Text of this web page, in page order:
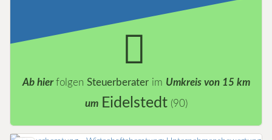
Ab hierfolgen Steuerberaterim Umkreis von 15 km
um Eidelstedt (90)